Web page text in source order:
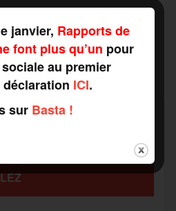
i
l
s
a
e
janvier, Rapports de
font plus qu’un pour
au premier
ICI.
sur Basta !